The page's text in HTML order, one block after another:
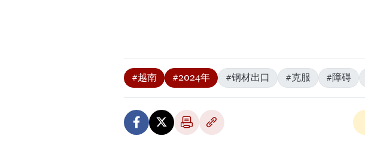
#越南 #2024年 #钢材出口 #克服 #障碍